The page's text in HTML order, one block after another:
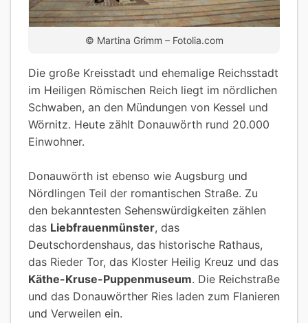
© Martina Grimm – Fotolia.com
Die große Kreisstadt und ehemalige Reichsstadt
im Heiligen Römischen Reich liegt im nördlichen
Schwaben, an den Mündungen von Kessel und
Wörnitz. Heute zählt Donauwörth rund 20.000
Einwohner.
Donauwörth ist ebenso wie Augsburg und
Nördlingen Teil der romantischen Straße. Zu
den bekanntesten Sehenswürdigkeiten zählen
das Liebfrauenmünster, das
Deutschordenshaus, das historische Rathaus,
das Rieder Tor, das Kloster Heilig Kreuz und das
Käthe-Kruse-Puppenmuseum. Die Reichstraße
und das Donauwörther Ries laden zum Flanieren
und Verweilen ein.